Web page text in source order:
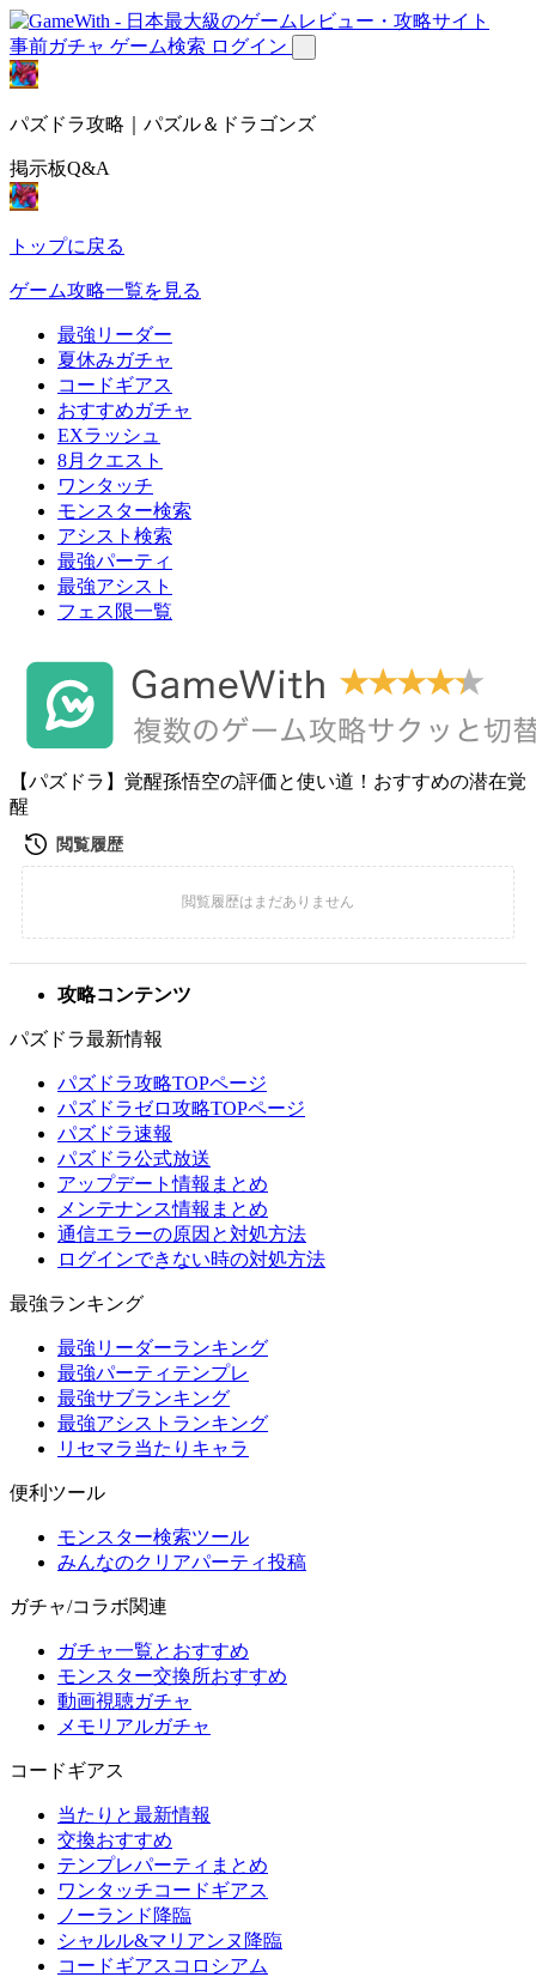
事前ガチャ ゲーム検索 ログイン
パズドラ攻略｜パズル＆ドラゴンズ
掲示板Q&A
トップに戻る
ゲーム攻略一覧を見る
最強リーダー
夏休みガチャ
コードギアス
おすすめガチャ
EXラッシュ
8月クエスト
ワンタッチ
モンスター検索
アシスト検索
最強パーティ
最強アシスト
フェス限一覧
【パズドラ】覚醒孫悟空の評価と使い道！おすすめの潜在覚
醒
攻略コンテンツ
パズドラ最新情報
パズドラ攻略TOPページ
パズドラゼロ攻略TOPページ
パズドラ速報
パズドラ公式放送
アップデート情報まとめ
メンテナンス情報まとめ
通信エラーの原因と対処方法
ログインできない時の対処方法
最強ランキング
最強リーダーランキング
最強パーティテンプレ
最強サブランキング
最強アシストランキング
リセマラ当たりキャラ
便利ツール
モンスター検索ツール
みんなのクリアパーティ投稿
ガチャ/コラボ関連
ガチャ一覧とおすすめ
モンスター交換所おすすめ
動画視聴ガチャ
メモリアルガチャ
コードギアス
当たりと最新情報
交換おすすめ
テンプレパーティまとめ
ワンタッチコードギアス
ノーランド降臨
シャルル&マリアンヌ降臨
コードギアスコロシアム